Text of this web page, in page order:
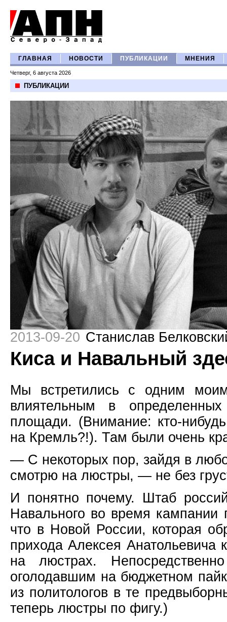
ГЛАВНАЯ НОВОСТИ ПУБЛИКАЦИИ МНЕНИЯ
Четверг, 6 августа 2026
ПУБЛИКАЦИИ
2013-09-20 Станислав
Киса и Навальный
Мы встретились с одним
влиятельным в
площади. (Внимание: кто-
на Кремль?!). Там были очень
— С некоторых пор, зайдя в
смотрю на люстры, — не без
И понятно почему. Штаб
Навального во время
что в Новой России, которая
прихода Алексея Анатольевича
на люстрах.
оголодавшим на бюджетном
из политологов в те
теперь люстры по фигу.)